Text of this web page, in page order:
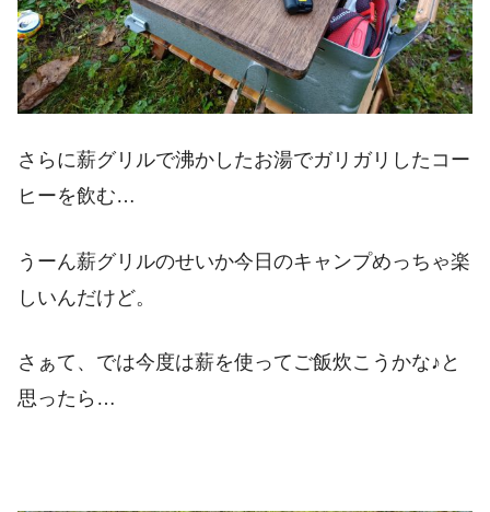
さらに薪グリルで沸かしたお湯でガリガリしたコー
ヒーを飲む…
うーん薪グリルのせいか今日のキャンプめっちゃ楽
しいんだけど。
さぁて、では今度は薪を使ってご飯炊こうかな♪と
思ったら…